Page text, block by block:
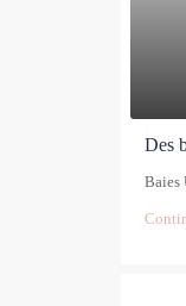
Des
Baies